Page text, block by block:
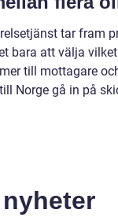
tar fram
bara att välja
till mottagare
Norge gå in på